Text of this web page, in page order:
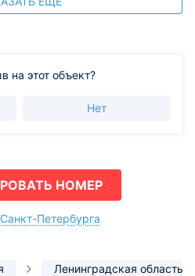
на этот объект?
Нет
НОМЕР
Петербурга
Ленинградская область